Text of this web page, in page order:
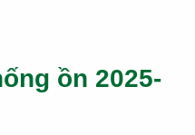
ồn 2025-